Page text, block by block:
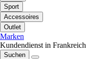
Sport
Accessoires
Outlet
Marken
Kundendienst in Frankreich
Suchen